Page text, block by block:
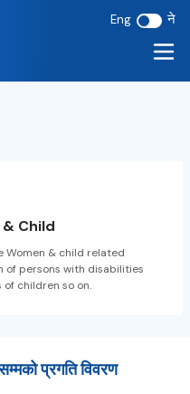
Eng ने
Child
Women & child related
of persons with disabilities
of children so on.
प्रगति विवरण